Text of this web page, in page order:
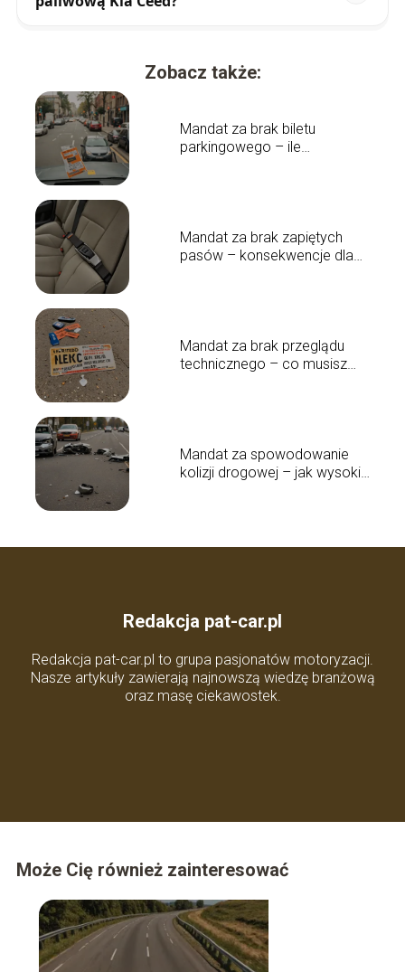
Zobacz także:
Mandat za brak biletu
parkingowego – ile
Mandat za brak zapiętych
pasów – konsekwencje dla
Mandat za brak przeglądu
technicznego – co musisz
Mandat za spowodowanie
kolizji drogowej – jak wysokie
Redakcja pat-car.pl
Redakcja pat-car.pl to grupa pasjonatów motoryzacji.
Nasze artykuły zawierają najnowszą wiedzę branżową
oraz masę ciekawostek.
Może Cię również zainteresować